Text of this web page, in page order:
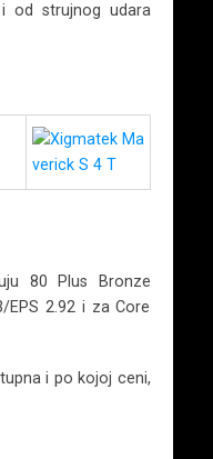
i od strujnog udara
80 Plus Bronze
EPS 2.92 i za Core
i po kojoj ceni,